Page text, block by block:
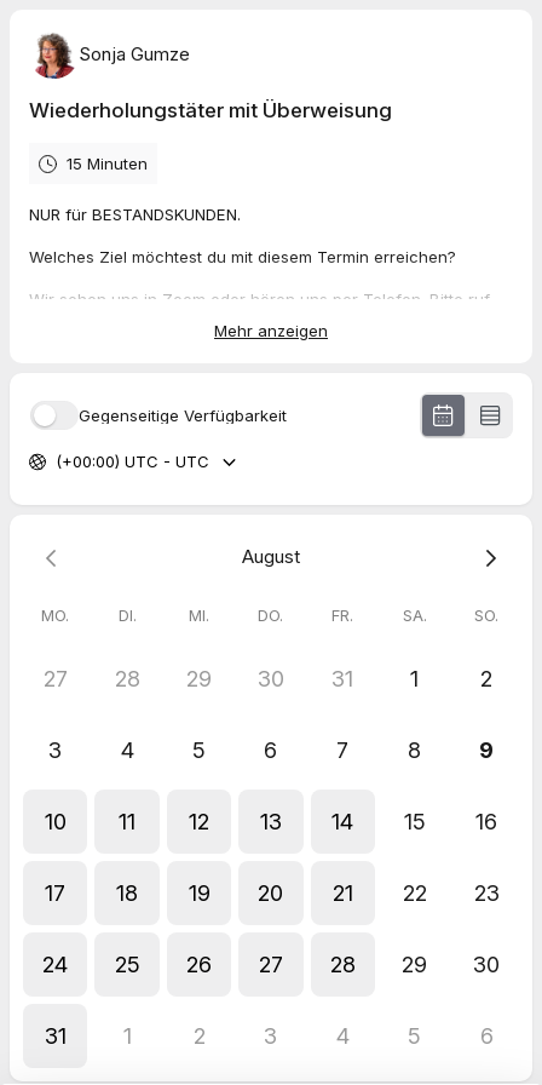
Sonja Gumze
Wiederholungstäter mit Überweisung
15 Minuten
NUR für BESTANDSKUNDEN.
Welches Ziel möchtest du mit diesem Termin erreichen?
Wir sehen uns in Zoom oder hören uns per Telefon. Bitte ruf
Sonja unter +4917612000033 oder +4982509977797 an Bitte
drücke ich dich weg und melde mich umgehend.
Mehr anzeigen
Gegenseitige Verfügbarkeit
(+00:00) UTC - UTC
August
MO. DI. MI. DO. FR. SA. SO.
27 28 29 30 31 1 2
3 4 5 6 7 8 9
10 11 12 13 14 15 16
17 18 19 20 21 22 23
24 25 26 27 28 29 30
31 1 2 3 4 5 6